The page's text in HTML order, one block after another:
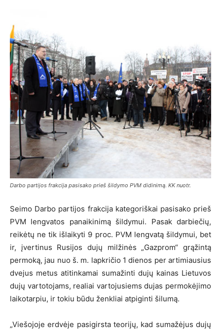
Darbo partijos frakcija pasisako prieš šildymo PVM didinimą. KK nuotr.
Seimo Darbo partijos frakcija kategoriškai pasisako prieš
PVM lengvatos panaikinimą šildymui. Pasak darbiečių,
reikėtų ne tik išlaikyti 9 proc. PVM lengvatą šildymui, bet
ir, įvertinus Rusijos dujų milžinės „Gazprom“ grąžintą
permoką, jau nuo š. m. lapkričio 1 dienos per artimiausius
dvejus metus atitinkamai sumažinti dujų kainas Lietuvos
dujų vartotojams, realiai vartojusiems dujas permokėjimo
laikotarpiu, ir tokiu būdu ženkliai atpiginti šilumą.
„Viešojoje erdvėje pasigirsta teorijų, kad sumažėjus dujų